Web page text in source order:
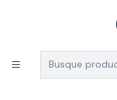
5% de
para nuevos
Inicio Ferretería